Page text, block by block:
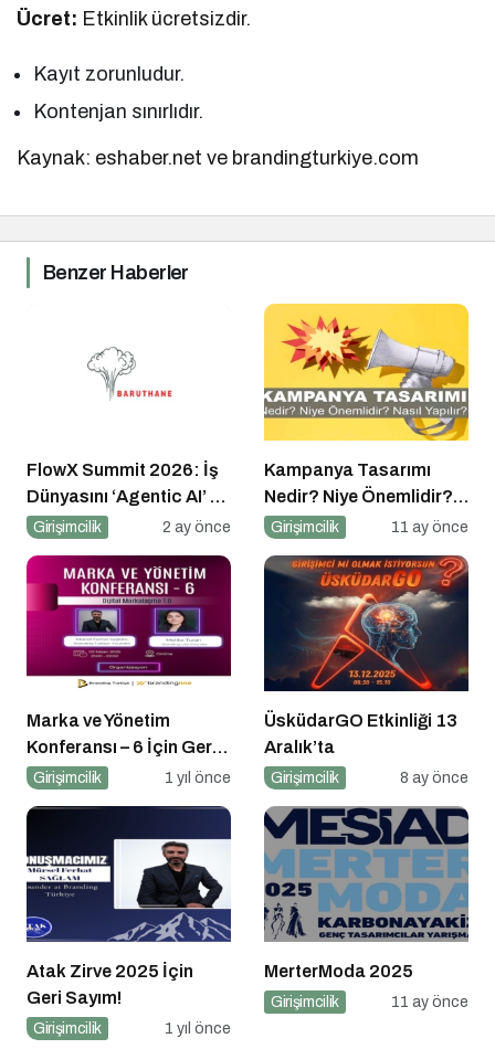
Ücret: Etkinlik ücretsizdir.
Kayıt zorunludur.
Kontenjan sınırlıdır.
Kaynak: eshaber.net ve brandingturkiye.com
Benzer Haberler
FlowX Summit 2026: İş
Dünyasını ‘Agentic AI’ ve
Otonom Yapay Zeka
Girişimcilik 2 ay önce
Kampanya Tasarımı
Nedir? Niye Önemlidir?
Kampanya Tasarımı
Girişimcilik 11 ay önce
Marka ve Yönetim
Konferansı – 6 İçin Geri
Sayım!
Girişimcilik 1 yıl önce
ÜsküdarGO Etkinliği 13
Aralık’ta
Girişimcilik 8 ay önce
Atak Zirve 2025 İçin
Geri Sayım!
Girişimcilik 1 yıl önce
MerterModa 2025
Girişimcilik 11 ay önce